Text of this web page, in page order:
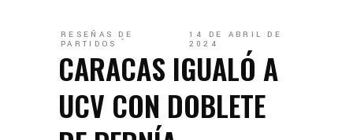
RESEÑAS DE
PARTIDOS
14 DE ABRIL DE
2024
CARACAS IGUALÓ A
UCV CON DOBLETE